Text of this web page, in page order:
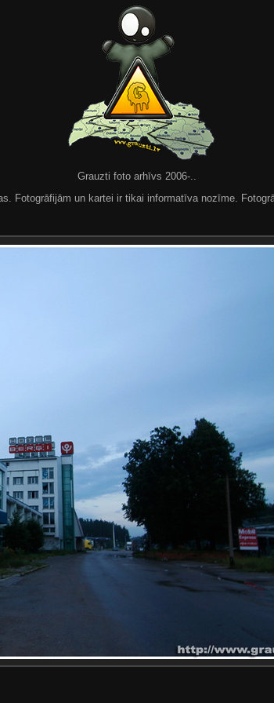
Grauzti foto arhīvs 2006-..
Fotogrāfijām un kartei ir tikai informatīva nozīme.